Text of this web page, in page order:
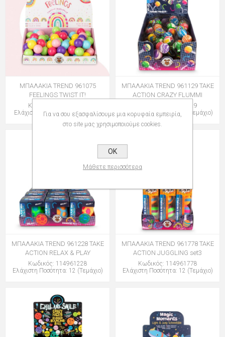
ΜΠΑΛΑΚΙΑ TREND 961075
FEELINGS TWIST IT!
Κωδικός: 114961075
Ελάχιστη Ποσότητα: 9 (Τεμάχιο)
ΜΠΑΛΑΚΙΑ TREND 961129 TAKE
ACTION CRAZY FLUMMI
Κωδικός: 114961129
Ελάχιστη Ποσότητα: 12 (Τεμάχιο)
ΜΠΑΛΑΚΙΑ TREND 961228 TAKE
ACTION RELAX & PLAY
Κωδικός: 114961228
Ελάχιστη Ποσότητα: 12 (Τεμάχιο)
ΜΠΑΛΑΚΙΑ TREND 961778 TAKE
ACTION JUGGLING set3
Κωδικός: 114961778
Ελάχιστη Ποσότητα: 12 (Τεμάχιο)
Για να σου εξασφαλίσουμε μια κορυφαία εμπειρία,
στο site μας χρησιμοποιούμε cookies.
OK
Μάθετε περισσότερα